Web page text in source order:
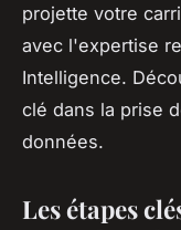
projette votre
avec l'expertise
Intelligence.
clé dans la prise
données.
Les étapes